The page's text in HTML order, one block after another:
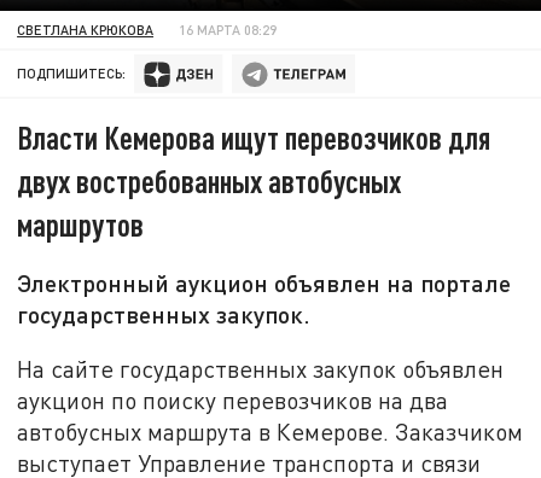
СВЕТЛАНА КРЮКОВА 16 МАРТА 08:29
ПОДПИШИТЕСЬ:
Власти Кемерова ищут перевозчиков для
двух востребованных автобусных
маршрутов
Электронный аукцион объявлен на портале
государственных закупок.
На сайте государственных закупок объявлен
аукцион по поиску перевозчиков на два
автобусных маршрута в Кемерове. Заказчиком
выступает Управление транспорта и связи